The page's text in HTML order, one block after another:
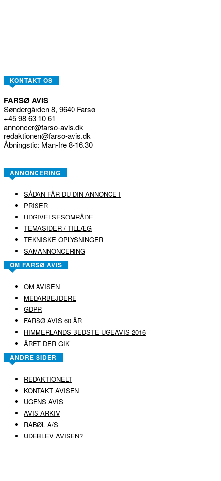
KONTAKT OS
FARSØ AVIS
Søndergården 8, 9640 Farsø
+45 98 63 10 61
annoncer@farso-avis.dk
redaktionen@farso-avis.dk
Åbningstid: Man-fre 8-16.30
ANNONCERING
SÅDAN FÅR DU DIN ANNONCE I
PRISER
UDGIVELSESOMRÅDE
TEMASIDER / TILLÆG
TEKNISKE OPLYSNINGER
SAMANNONCERING
OM FARSØ AVIS
OM AVISEN
MEDARBEJDERE
GDPR
FARSØ AVIS 60 ÅR
HIMMERLANDS BEDSTE UGEAVIS 2016
ÅRET DER GIK
ANDRE SIDER
REDAKTIONELT
KONTAKT AVISEN
UGENS AVIS
AVIS ARKIV
RABØL A/S
UDEBLEV AVISEN?